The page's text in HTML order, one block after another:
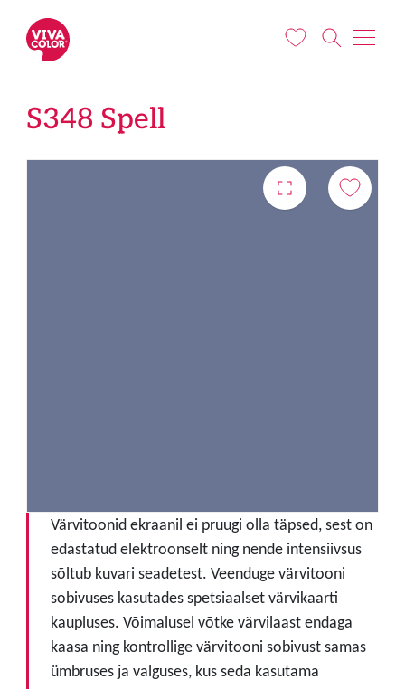
S348 Spell
Värvitoonid ekraanil ei pruugi olla täpsed, sest on
edastatud elektroonselt ning nende intensiivsus
sõltub kuvari seadetest. Veenduge värvitooni
sobivuses kasutades spetsiaalset värvikaarti
kaupluses. Võimalusel võtke värvilaast endaga
kaasa ning kontrollige värvitooni sobivust samas
ümbruses ja valguses, kus seda kasutama